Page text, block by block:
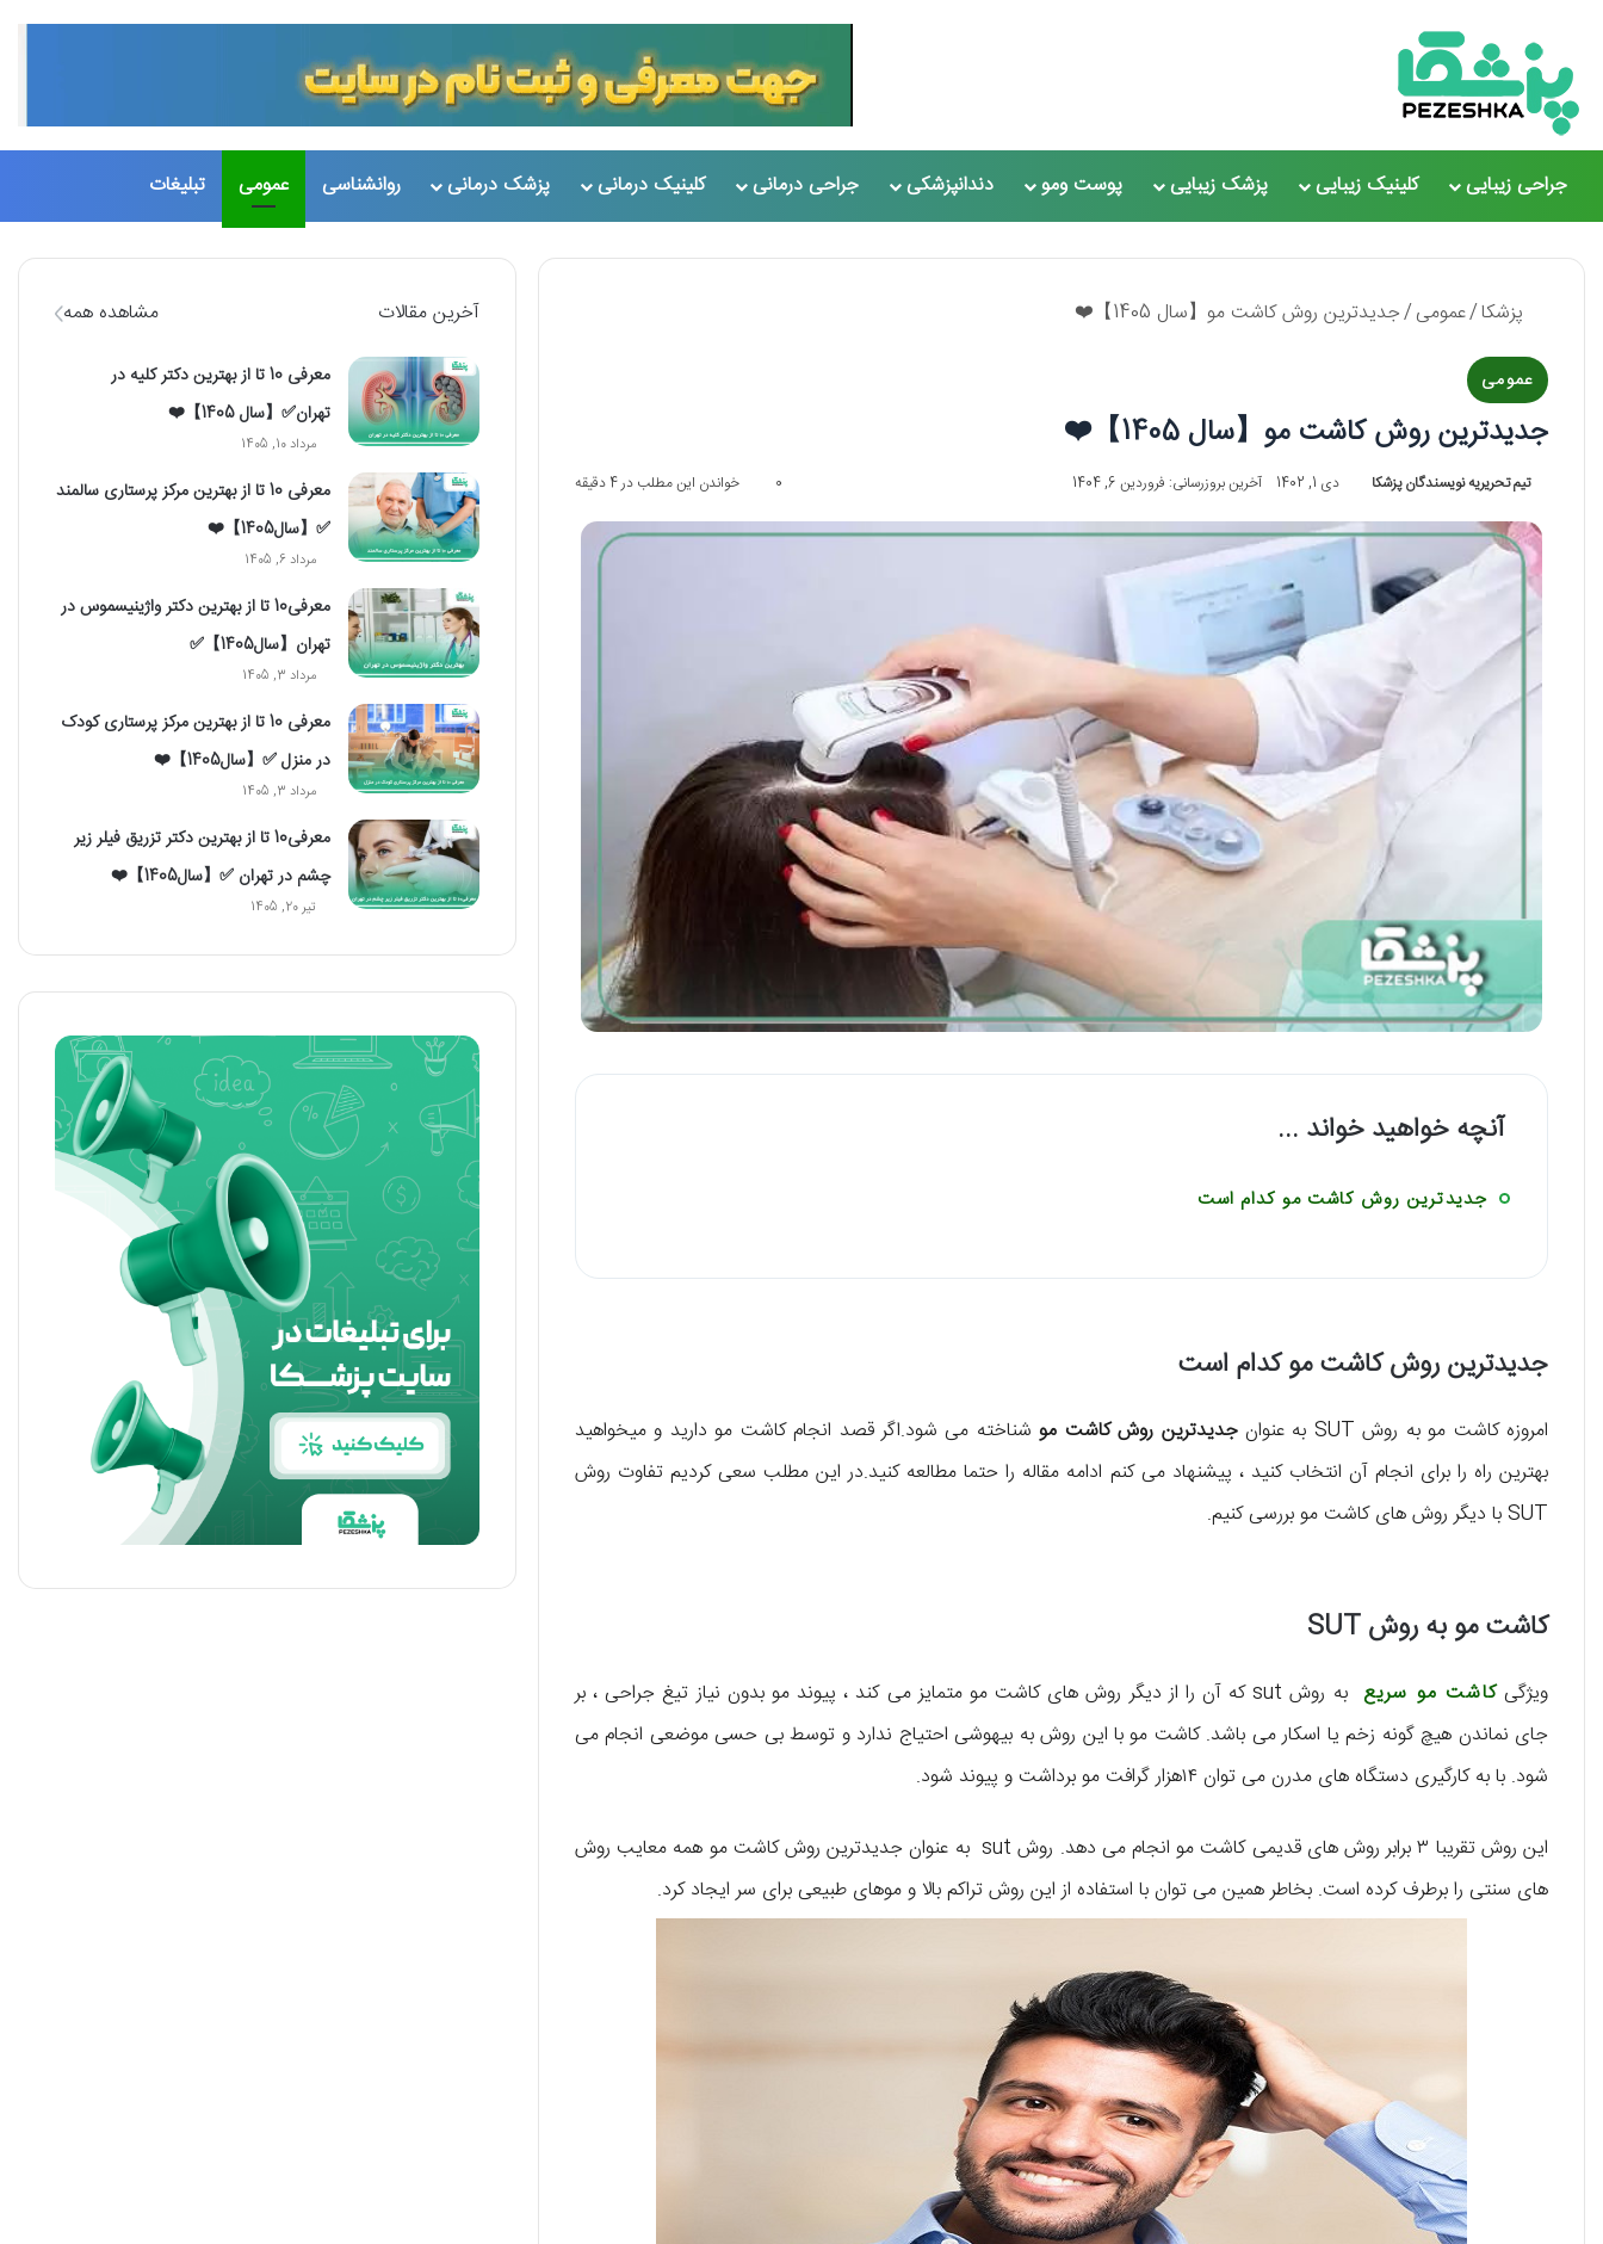
جراحی زیبایی کلینیک زیبایی پزشک زیبایی پوست ومو دندانپزشکی جراحی درمانی کلینیک درمانی پزشک درمانی روانشناسی عمومی تبلیغات
پزشکا/عمومی/جدیدترین روش کاشت مو【سال 1405】❤️
عمومی
جدیدترین روش کاشت مو【سال 1405】❤️
تیم تحریریه نویسندگان پزشکا دی 1, 1402 آخرین بروزرسانی: فروردین 6, 1404 0 خواندن این مطلب در 4 دقیقه
آنچه خواهید خواند ...
جدیدترین روش کاشت مو کدام است
جدیدترین روش کاشت مو کدام است
امروزه کاشت مو به روش SUT به عنوان جدیدترین روش کاشت موشناخته می شود.اگر قصد انجام کاشت مو دارید و میخواهید
بهترین راه را برای انجام آن انتخاب کنید ، پیشنهاد می کنم ادامه مقاله را حتما مطالعه کنید.در این مطلب سعی کردیم تفاوت روش
SUT با دیگر روش های کاشت مو بررسی کنیم.
کاشت مو به روش SUT
ویژگیکاشت مو سریع
به روش sut که آن را از دیگر روش های کاشت مو متمایز می کند ، پیوند مو بدون نیاز تیغ جراحی ، بر
جای نماندن هیچ گونه زخم یا اسکار می باشد. کاشت مو با این روش به بیهوشی احتیاج ندارد و توسط بی حسی موضعی انجام می
شود. با به کارگیری دستگاه های مدرن می توان ۱۴هزار گرافت مو برداشت و پیوند شود.
این روش تقریبا ۳ برابر روش های قدیمی کاشت مو انجام می دهد. روش sut به عنوان جدیدترین روش کاشت مو همه معایب روش
های سنتی را برطرف کرده است. بخاطر همین می توان با استفاده از این روش تراکم بالا ‌و موهای طبیعی برای سر ایجاد کرد.
آخرین مقالات مشاهده همه
معرفی 10 تا از بهترین دکتر کلیه در
تهران✅【سال 1405】❤️
مرداد 10, 1405
معرفی 10 تا از بهترین مرکز پرستاری سالمند
✅【سال1405】❤️
مرداد 6, 1405
معرفی10 تا از بهترین دکتر واژینیسموس در
تهران【سال1405】✅
مرداد 3, 1405
معرفی 10 تا از بهترین مرکز پرستاری کودک
در منزل ✅【سال1405】❤️
مرداد 3, 1405
معرفی10 تا از بهترین دکتر تزریق فیلر زیر
چشم در تهران ✅【سال1405】❤️
تیر 20, 1405